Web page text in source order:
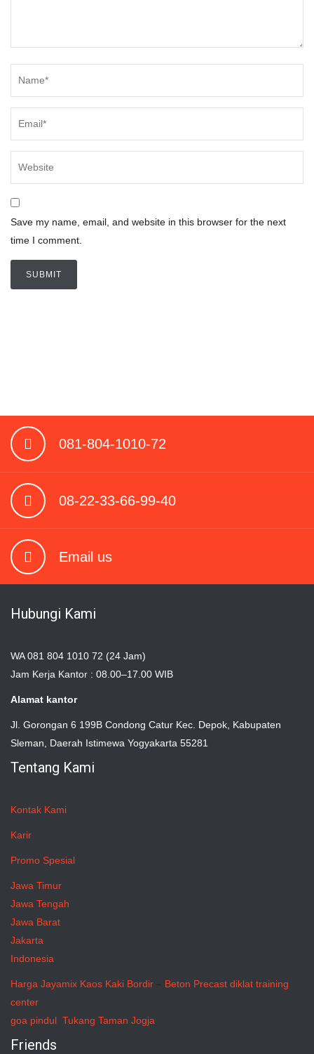
Save my name, email, and website in this browser for the next
time I comment.
081-804-1010-72
08-22-33-66-99-40
Email us
Hubungi Kami
WA 081 804 1010 72 (24 Jam)
Jam Kerja Kantor : 08.00–17.00 WIB
Alamat kantor
Jl. Gorongan 6 199B Condong Catur Kec. Depok, Kabupaten
Sleman, Daerah Istimewa Yogyakarta 55281
Tentang Kami
Kontak Kami
Karir
Promo Spesial
Jawa Timur
Jawa Tengah
Jawa Barat
Jakarta
Indonesia
Harga Jayamix Kaos Kaki Bordir – Beton Precast diklat training
center
goa pindul Tukang Taman Jogja
Friends